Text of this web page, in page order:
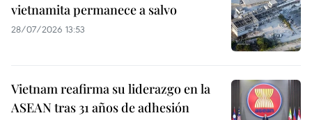
vietnamita permanece a salvo
28/07/2026 13:53
Vietnam reafirma su liderazgo en la
ASEAN tras 31 años de adhesión